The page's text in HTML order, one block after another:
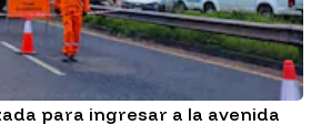
para ingresar a la avenida